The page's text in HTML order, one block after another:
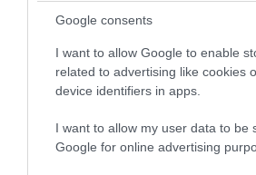
Google consents
I want to allow Google to enable
related to advertising like cookies
device identifiers in apps.
I want to allow my user data to be
Google for online advertising
PRONEWS.GR /ΕΛΛΗΝΙΚΟ ΠΟΔΟΣΦΑΙΡΟ
Ο Δ.Γιαννούλης
Το ποσό της μεταγραφής
Άουγκσμπουρκ και το
04.08.2026 | 15:39